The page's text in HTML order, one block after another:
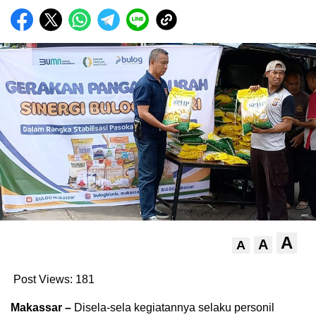
A A A
Post Views: 181
Makassar – Disela-sela kegiatannya selaku personil